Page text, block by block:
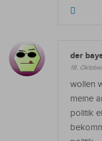
der
18.
wollen
meine
politik